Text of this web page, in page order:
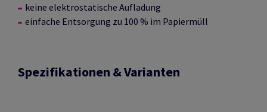
keine elektrostatische Aufladung
einfache Entsorgung zu 100 % im Papiermüll
Spezifikationen & Varianten